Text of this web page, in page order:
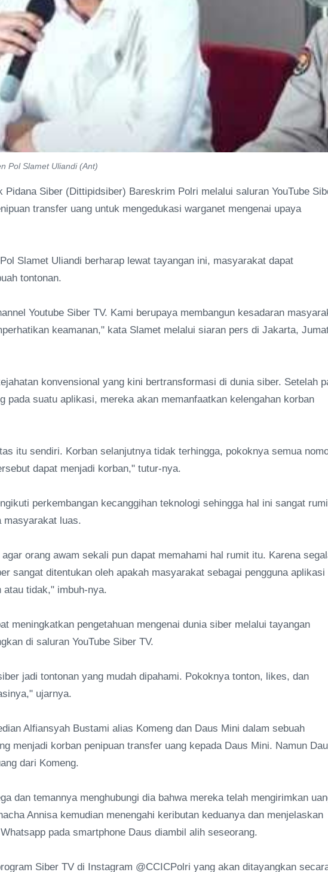
Pol Slamet Uliandi (Ant)
Siber (Dittipidsiber) Bareskrim Polri melalui saluran YouTube
transfer uang untuk mengedukasi warganet mengenai upaya
Slamet Uliandi berharap lewat tayangan ini, masyarakat dapat
tontonan.
Youtube Siber TV. Kami berupaya membangun kesadaran
keamanan," kata Slamet melalui siaran pers di Jakarta,
konvensional yang kini bertransformasi di dunia siber. Setelah
pada suatu aplikasi, mereka akan memanfaatkan kelengahan korban
itu sendiri. Korban selanjutnya tidak terhingga, pokoknya semua
dapat menjadi korban," tutur-nya.
perkembangan kecanggihan teknologi sehingga hal ini sangat
masyarakat luas.
orang awam sekali pun dapat memahami hal rumit itu. Karena
sangat ditentukan oleh apakah masyarakat sebagai pengguna aplikasi
tidak," imbuh-nya.
meningkatkan pengetahuan mengenai dunia siber melalui tayangan
di saluran YouTube Siber TV.
jadi tontonan yang mudah dipahami. Pokoknya tonton, likes, dan
ujarnya.
Alfiansyah Bustami alias Komeng dan Daus Mini dalam sebuah
menjadi korban penipuan transfer uang kepada Daus Mini. Namun
dari Komeng.
dan temannya menghubungi dia bahwa mereka telah mengirimkan
Annisa kemudian menengahi keributan keduanya dan menjelaskan
pada smartphone Daus diambil alih seseorang.
Siber TV di Instagram @CCICPolri yang akan ditayangkan